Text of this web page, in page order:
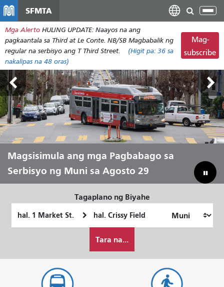
pangunahing
nilalaman
SFMTA
I-
ang
Mga Alerto HULING UPDATE: Naayos na ang
pagkaantala sa Third at Le Conte. NB/SB Magbabalik ng
regular na serbisyo ang T Third Street.
(Higit pa: 36 sa
nakalipas na 48 oras)
Mag-
subscribe
Mga Lupain sa Labas Agosto 7-9
Magsisimula ang mga Pagbabago sa
Serbisyo ng Muni sa Agosto 29
Hayaang Ihatid Ka ni Muni sa Tag-init
Pagtulay sa Ating Badyet para
Mailigtas ang Muni
Tagaplano ng Biyahe
ko
gustong
Tara na...